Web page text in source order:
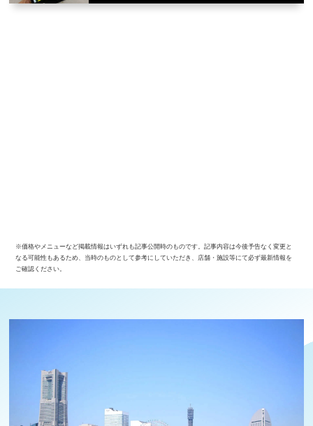
※価格やメニューなど掲載情報はいずれも記事公開時のものです。記事内容は今後予告なく変更と
なる可能性もあるため、当時のものとして参考にしていただき、店舗・施設等にて必ず最新情報を
ご確認ください。